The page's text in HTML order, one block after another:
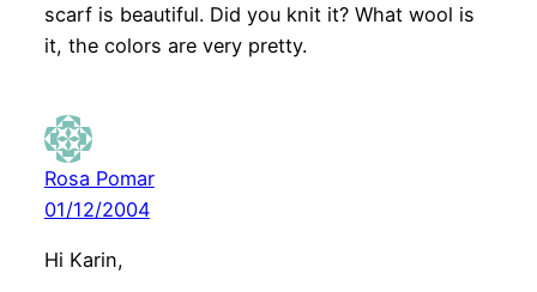
scarf is beautiful. Did you knit it? What wool is
it, the colors are very pretty.
Rosa Pomar
01/12/2004
Hi Karin,